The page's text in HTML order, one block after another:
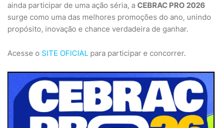
ainda participar de uma ação séria, a CEBRAC PRO 2026
surge como uma das melhores promoções do ano, unindo
propósito, inovação e chance verdadeira de ganhar.
Acesse o SITE OFICIAL para participar e concorrer.